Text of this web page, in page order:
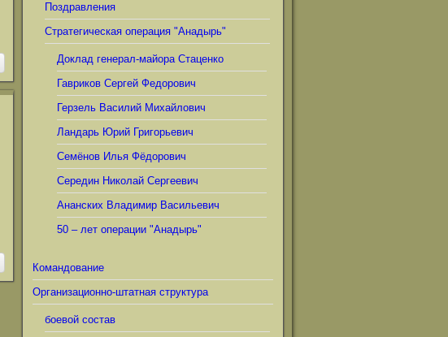
Поздравления
Стратегическая операция "Анадырь"
Доклад генерал-майора Стаценко
Гавриков Сергей Федорович
Герзель Василий Михайлович
Ландарь Юрий Григорьевич
Семёнов Илья Фёдорович
Середин Николай Сергеевич
Ананских Владимир Васильевич
50 – лет операции "Анадырь"
Командование
Организационно-штатная структура
боевой состав